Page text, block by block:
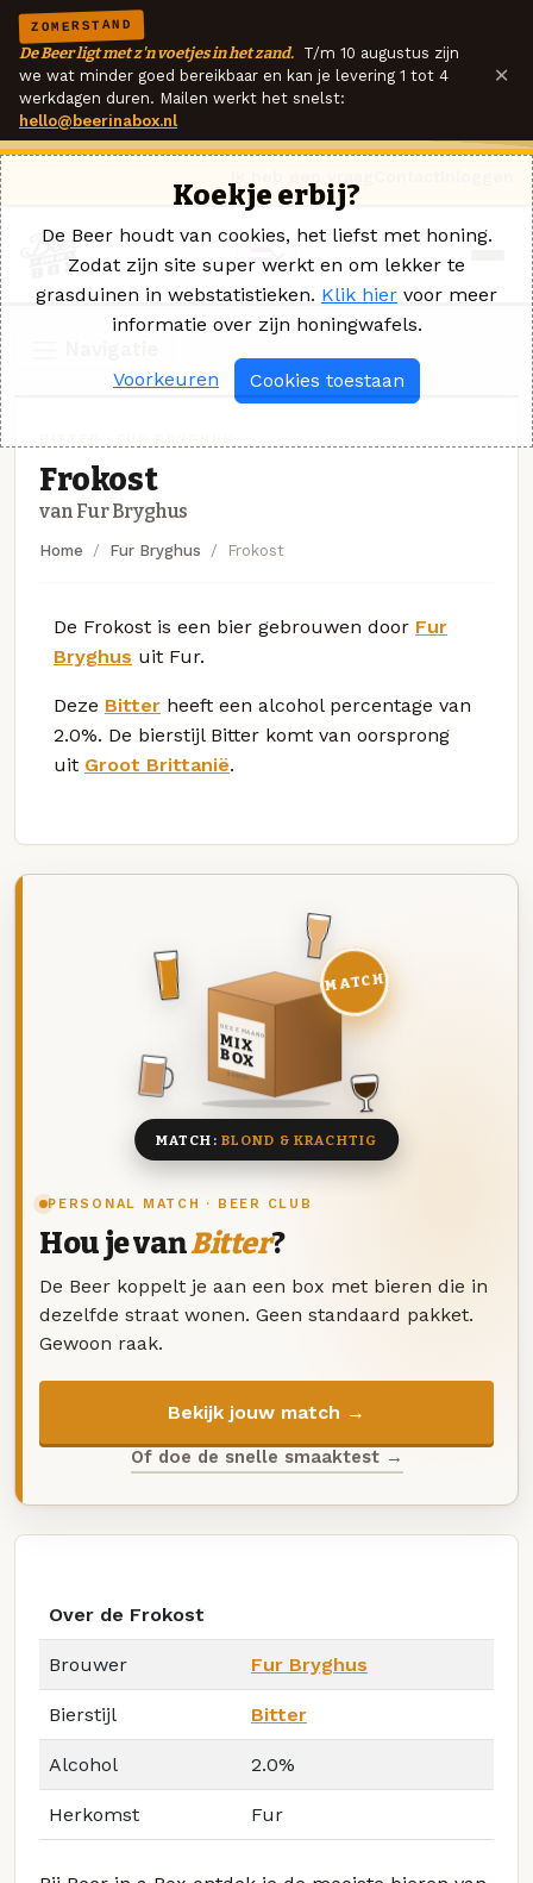
ZOMERSTAND
De Beer ligt met z'n voetjes in het zand. T/m 10 augustus zijn
we wat minder goed bereikbaar en kan je levering 1 tot 4
werkdagen duren. Mailen werkt het snelst:
hello@beerinabox.nl
×
Frokost
van Fur Bryghus
Home Fur Bryghus Frokost
De Frokost is een bier gebrouwen door Fur
Bryghus uit Fur.
Deze Bitter heeft een alcohol percentage van
2.0%. De bierstijl Bitter komt van oorsprong
uit Groot Brittanië.
PERSONAL MATCH · BEER CLUB
Hou je vanBitter?
De Beer koppelt je aan een box met bieren die in
dezelfde straat wonen. Geen standaard pakket.
Gewoon raak.
Bekijk jouw match →
Of doe de snelle smaaktest →
DEZE MAAND
MIX
BOX
8 BIEREN
MATCH
MATCH: BLOND & KRACHTIG
Over de Frokost
Brouwer Fur Bryghus
Bierstijl Bitter
Alcohol 2.0%
Herkomst Fur
Koekje erbij?
De Beer houdt van cookies, het liefst met honing.
Zodat zijn site super werkt en om lekker te
grasduinen in webstatistieken. Klik hier voor meer
informatie over zijn honingwafels.
Voorkeuren Cookies toestaan